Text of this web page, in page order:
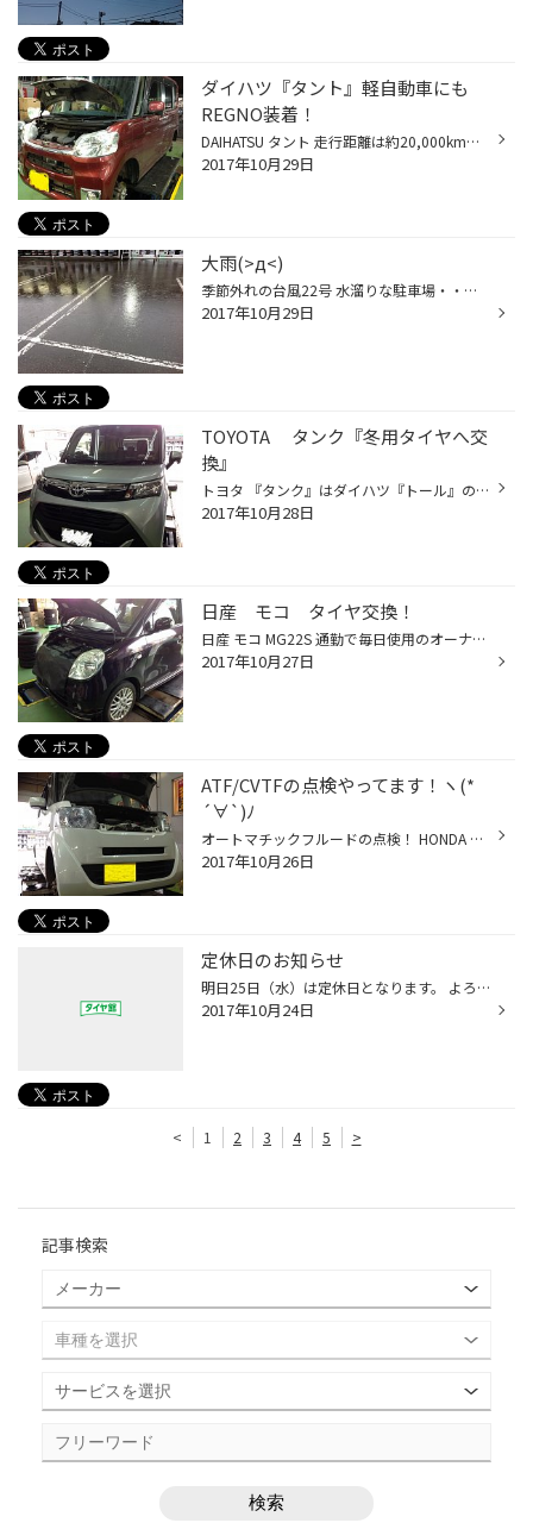
ダイハツ『タント』軽自動車にも
REGNO装着！
DAIHATSU タント 走行距離は約20,000km。カーディーラーでタイヤを指摘されてご来店！ どんな使い方をされてるのかな…？とヒアリング。 毎日通勤で使用してて。土日はご家族でお出掛け。結構遠出もする。 後部座席に座る奥様から「乗り心地が悪い！」と言われていたそうなので、今回REGNOをオススメ...
2017年10月29日
大雨(>д<)
季節外れの台風22号 水溜りな駐車場・・・ 絶え間なく流れる雨水・・・ 天気もなんだか薄暗く、視界も悪い。 こんな日は早めのライト点灯で、視認性を上げましょう！ そして冠水道路にご注意ください。無理のないルートを通って下さいね！
2017年10月29日
TOYOTA タンク『冬用タイヤへ交
換』
トヨタ 『タンク』はダイハツ『トール』のOEM。 トヨタブランドの中にはデザイン違いで姉妹車『ルーミー』がありますね！（販売店が違う模様） 納車されてから、走行距離約1,100km！ 万が一の対策・・・やっぱり冬は安全に乗りたいですよね(´ω｀*) 夏用タイヤから冬用タイヤへ交換！ タイヤ ： BLIZ...
2017年10月28日
日産 モコ タイヤ交換！
日産 モコ MG22S 通勤で毎日使用のオーナーさん！ 安全点検の結果はどれも良好。大切に乗られているようです！(´ω｀*) 装着したタイヤは低燃費ベーシックタイヤのネクストリー この型式のグレードの中では14inchが標準装備されているのは、最上級グレードのみ…！ 因みにインタークーラーターボエン...
2017年10月27日
ATF/CVTFの点検やってます！ヽ(*
´∀`)ﾉ
オートマチックフルードの点検！ HONDA N-BOX 実は・・・ ここにATFチェンジャーのホースを差し込んで、オイルの汚れをチェックします。 ボンネットを開けただけじゃ見えない場所…(´・ω・｀) 今回のN-BOXは夏用タイヤを新調するタイミングでチェックしました(｀ω´) 車種によって、エンジンルームか...
2017年10月26日
定休日のお知らせ
明日25日（水）は定休日となります。 よろしくお願いしますm(_ _)m
2017年10月24日
< 1 2 3 4 5 >
記事検索